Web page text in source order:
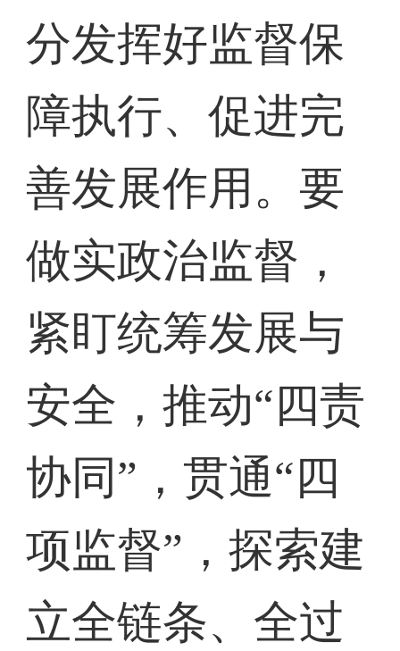
分发挥好监督保
障执行、促进完
善发展作用。要
做实政治监督，
紧盯统筹发展与
安全，推动“四责
协同”，贯通“四
项监督”，探索建
立全链条、全过